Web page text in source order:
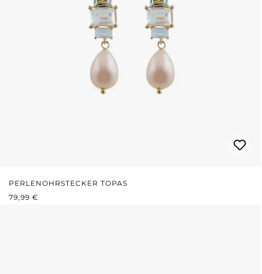
PERLENOHRSTECKER TOPAS
REGULÄRER PREIS:
79,99 €